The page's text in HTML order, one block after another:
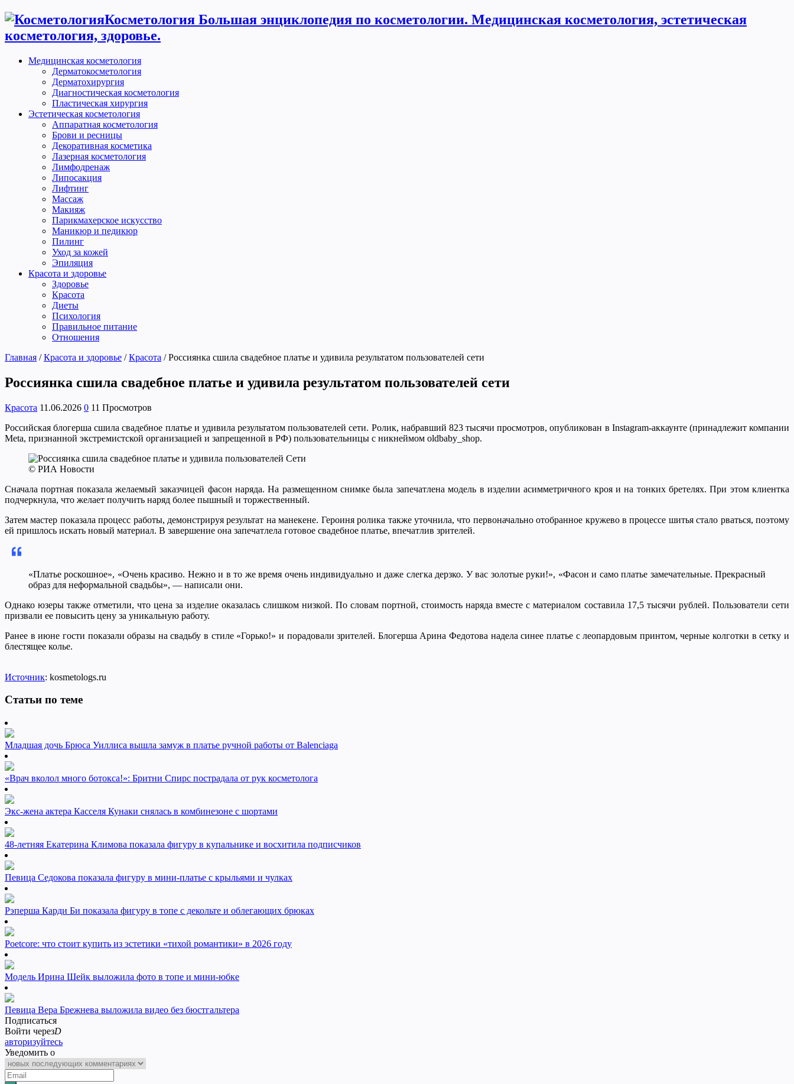
Косметология Большая энциклопедия по косметологии. Медицинская косметология, эстетическая
косметология, здоровье.
Медицинская косметология
Дерматокосметология
Дерматохирургия
Диагностическая косметология
Пластическая хирургия
Эстетическая косметология
Аппаратная косметология
Брови и ресницы
Декоративная косметика
Лазерная косметология
Лимфодренаж
Липосакция
Лифтинг
Массаж
Макияж
Парикмахерское искусство
Маникюр и педикюр
Пилинг
Уход за кожей
Эпиляция
Красота и здоровье
Здоровье
Красота
Диеты
Психология
Правильное питание
Отношения
Главная / Красота и здоровье / Красота / Россиянка сшила свадебное платье и удивила результатом пользователей сети
Россиянка сшила свадебное платье и удивила результатом пользователей сети
Красота 11.06.2026 0 11 Просмотров
Российская блогерша сшила свадебное платье и удивила результатом пользователей сети. Ролик, набравший 823 тысячи просмотров, опубликован в Instagram-аккаунте (принадлежит компании
Meta, признанной экстремистской организацией и запрещенной в РФ) пользовательницы с никнеймом oldbaby_shop.
© РИА Новости
Сначала портная показала желаемый заказчицей фасон наряда. На размещенном снимке была запечатлена модель в изделии асимметричного кроя и на тонких бретелях. При этом клиентка
подчеркнула, что желает получить наряд более пышный и торжественный.
Затем мастер показала процесс работы, демонстрируя результат на манекене. Героиня ролика также уточнила, что первоначально отобранное кружево в процессе шитья стало рваться, поэтому
ей пришлось искать новый материал. В завершение она запечатлела готовое свадебное платье, впечатлив зрителей.
«Платье роскошное», «Очень красиво. Нежно и в то же время очень индивидуально и даже слегка дерзко. У вас золотые руки!», «Фасон и само платье замечательные. Прекрасный
образ для неформальной свадьбы», — написали они.
Однако юзеры также отметили, что цена за изделие оказалась слишком низкой. По словам портной, стоимость наряда вместе с материалом составила 17,5 тысячи рублей. Пользователи сети
призвали ее повысить цену за уникальную работу.
Ранее в июне гости показали образы на свадьбу в стиле «Горько!» и порадовали зрителей. Блогерша Арина Федотова надела синее платье с леопардовым принтом, черные колготки в сетку и
блестящее колье.
Источник: kosmetologs.ru
Статьи по теме
Младшая дочь Брюса Уиллиса вышла замуж в платье ручной работы от Balenciaga
«Врач вколол много ботокса!»: Бритни Спирс пострадала от рук косметолога
Экс-жена актера Касселя Кунаки снялась в комбинезоне с шортами
48-летняя Екатерина Климова показала фигуру в купальнике и восхитила подписчиков
Певица Седокова показала фигуру в мини-платье с крыльями и чулках
Рэперша Карди Би показала фигуру в топе с декольте и облегающих брюках
Poetcore: что стоит купить из эстетики «тихой романтики» в 2026 году
Модель Ирина Шейк выложила фото в топе и мини-юбке
Певица Вера Брежнева выложила видео без бюстгальтера
Подписаться
Войти черезD
авторизуйтесь
Уведомить о